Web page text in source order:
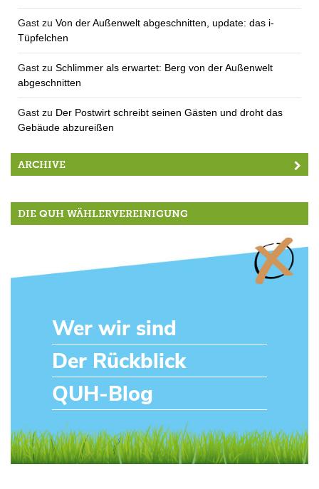
Gast zu Von der Außenwelt abgeschnitten, update: das i-
Tüpfelchen
Gast zu Schlimmer als erwartet: Berg von der Außenwelt
abgeschnitten
Gast zu Der Postwirt schreibt seinen Gästen und droht das
Gebäude abzureißen
ARCHIVE
DIE QUH WÄHLERVEREINIGUNG
Wer wir sind
Der Rückblick
QUH-Blog